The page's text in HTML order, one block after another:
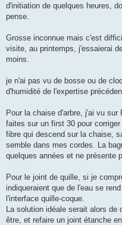
d'initiation de quelques heures,
pense.
Grosse inconnue mais c'est
visite, au printemps, j'essaierai
moins.
je n'ai pas vu de bosse ou de
d'humidité de l'expertise
Pour la chaise d'arbre, j'ai vu
faites sur un first 30 pour
fibre qui descend sur la chaise,
semble dans mes cordes. La
quelques années et ne présente
Pour le joint de quille, si je
indiqueraient que de l'eau se
l'interface quille-coque.
La solution idéale serait alors
être, et refaire un joint étanche